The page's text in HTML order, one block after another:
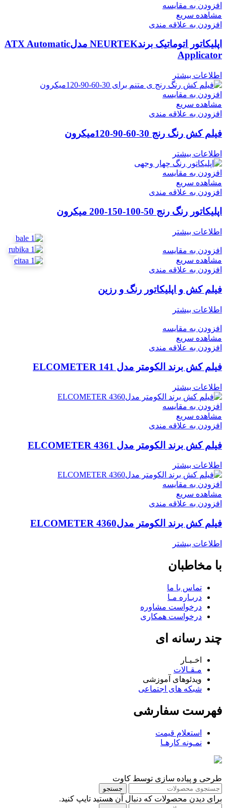
افزودن به مقایسه
مشاهده سریع
افزودن به علاقه مندی
اپلیکاتور اتوماتیک برندNEURTEK مدلATX Automatic
Applicator
اطلاعات بیشتر
افزودن به مقایسه
مشاهده سریع
افزودن به علاقه مندی
فیلم کش رنگ رنج 30-60-90-120میکرون
اطلاعات بیشتر
افزودن به مقایسه
مشاهده سریع
افزودن به علاقه مندی
اپلیکاتور رنگ رنج 50-100-150-200 میکرون
اطلاعات بیشتر
افزودن به مقایسه
مشاهده سریع
افزودن به علاقه مندی
فیلم کش و اپلیکاتور رنگ و رزین
اطلاعات بیشتر
افزودن به مقایسه
مشاهده سریع
افزودن به علاقه مندی
فیلم کش برند الکومتر مدل ELCOMETER 141
اطلاعات بیشتر
افزودن به مقایسه
مشاهده سریع
افزودن به علاقه مندی
فیلم کش برند الکومتر مدل ELCOMETER 4361
اطلاعات بیشتر
افزودن به مقایسه
مشاهده سریع
افزودن به علاقه مندی
فیلم کش برند الکومتر مدلELCOMETER 4360
اطلاعات بیشتر
با مخاطبان
تماس با ما
دربـاره مـا
درخواست مشاوره
درخواست همکاری
چند رسانه ای
اخـبـار
مـقـالات
ویدئوهای آموزشی
شبکه های اجتماعی
فهرست سفارشی
استعلام قیمت
نمـونه کارهـا
طرحی و پیاده سازی توسط کاوت
جستجو
برای دیدن محصولات که دنبال آن هستید تایپ کنید.